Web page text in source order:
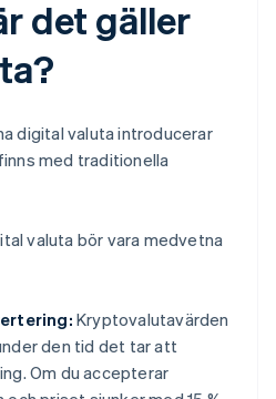
det gäller
digital valuta introducerar
med traditionella
valuta bör vara medvetna
Kryptovalutavärden
den tid det tar att
Om du accepterar